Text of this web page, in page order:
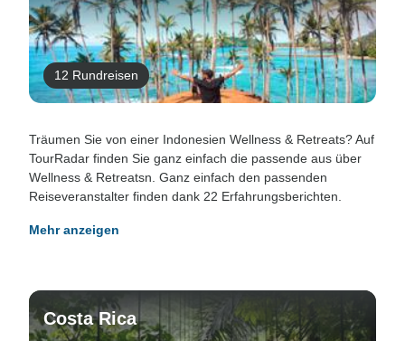
12 Rundreisen
Träumen Sie von einer Indonesien Wellness & Retreats? Auf
TourRadar finden Sie ganz einfach die passende aus über
Wellness & Retreatsn. Ganz einfach den passenden
Reiseveranstalter finden dank 22 Erfahrungsberichten.
Mehr anzeigen
Costa Rica